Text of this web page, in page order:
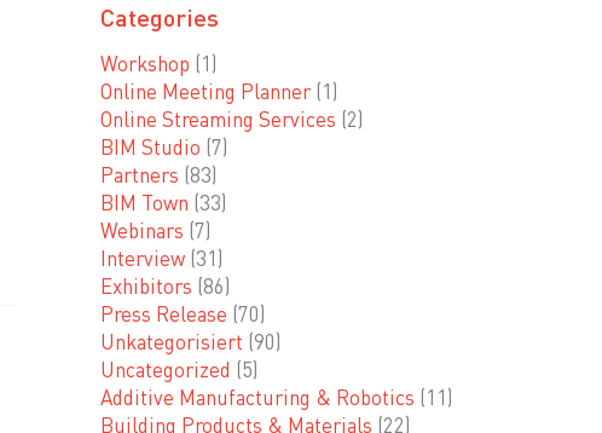
Categories
Workshop (1)
Online Meeting Planner (1)
Online Streaming Services (2)
BIM Studio (7)
Partners (83)
BIM Town (33)
Webinars (7)
Interview (31)
Exhibitors (86)
Press Release (70)
Unkategorisiert (90)
Uncategorized (5)
Additive Manufacturing & Robotics (11)
Building Products & Materials (22)